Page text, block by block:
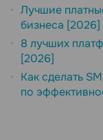
Лучшие
бизнеса [2026]
8 лучших
[2026]
Как сделать
по